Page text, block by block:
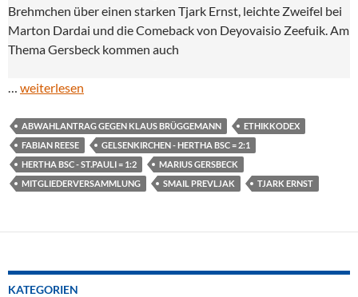
Brehmchen über einen starken Tjark Ernst, leichte Zweifel bei
Marton Dardai und die Comeback von Deyovaisio Zeefuik. Am
Thema Gersbeck kommen auch
… weiterlesen
ABWAHLANTRAG GEGEN KLAUS BRÜGGEMANN
ETHIKKODEX
FABIAN REESE
GELSENKIRCHEN - HERTHA BSC = 2:1
HERTHA BSC - ST.PAULI = 1:2
MARIUS GERSBECK
MITGLIEDERVERSAMMLUNG
SMAIL PREVLJAK TJARK ERNST
KATEGORIEN